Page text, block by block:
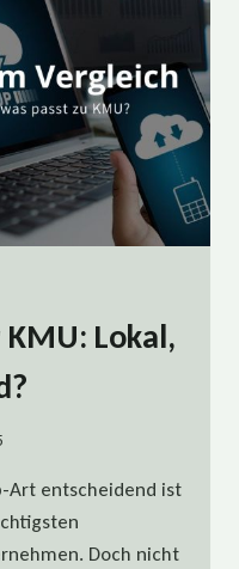
Lokal,
Art entscheidend ist
Doch nicht